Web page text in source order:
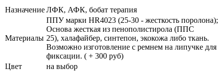
НазначениеЛФК, АФК, бобат терапия
Материалы
ППУ марки HR4023 (25-30 - жесткость поролона);
Основа жесткая из пенополистирола (ППС
25), халафайбер, синтепон, экокожа либо ткань.
Возможно изготовление с ремнем на липучке для
фиксации. ( + 300 руб)
Цвет
на выбор